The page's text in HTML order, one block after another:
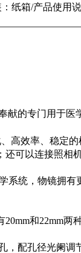
纸箱/产品使用
献的专门用于
高效率、稳定
可以连接照相
系统，物镜拥
20mm和22mm两
，配孔径光阑调